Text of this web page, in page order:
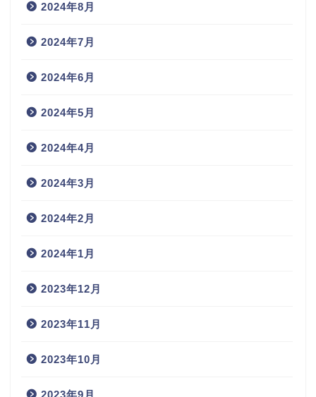
2024年8月
2024年7月
2024年6月
2024年5月
2024年4月
2024年3月
2024年2月
2024年1月
2023年12月
2023年11月
2023年10月